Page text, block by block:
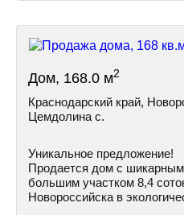
Дом, 168.0 м2
Краснодарский край,
Цемдолина с.
Уникальное предложение!
Продается дом с
большим участком 8,4
Новороссийска в